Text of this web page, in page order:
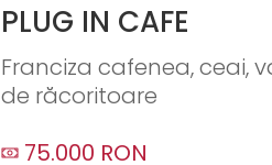
PLUG IN CAFE
Franciza cafenea, ceai,
de răcoritoare
75.000 RON